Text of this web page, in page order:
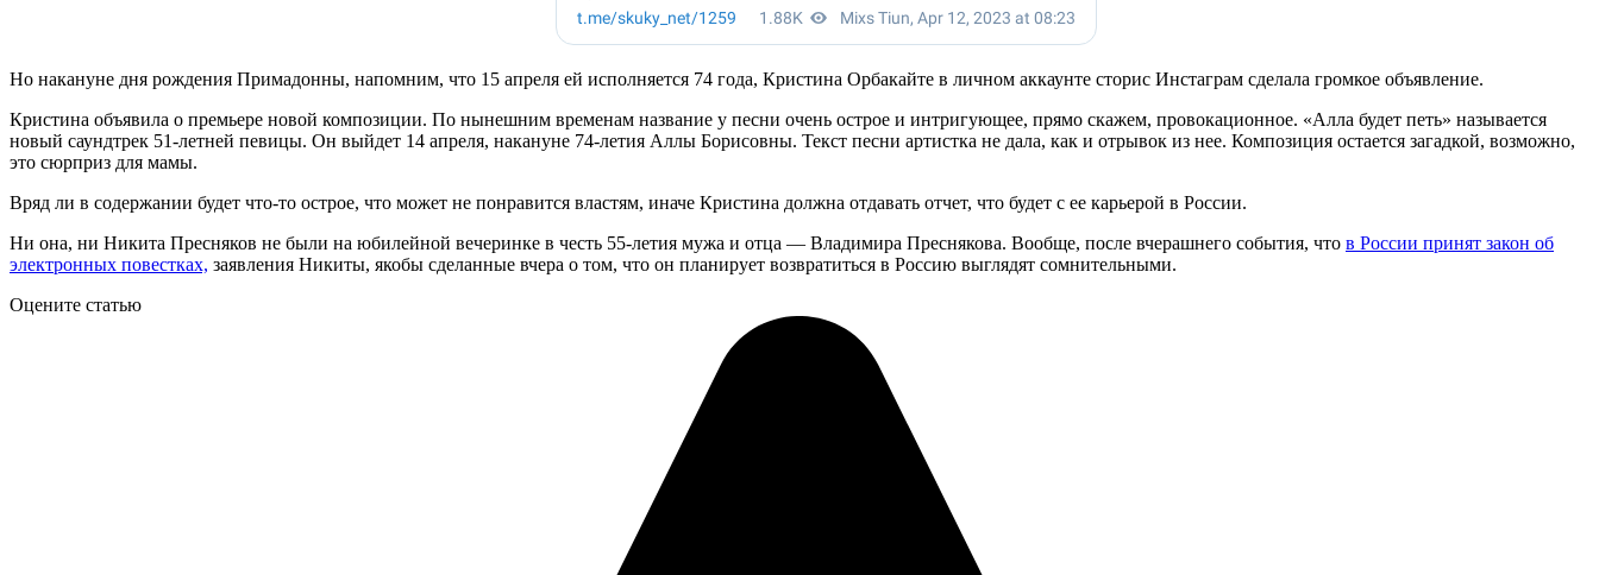
Но накануне дня рождения Примадонны, напомним, что 15 апреля ей исполняется 74 года, Кристина Орбакайте в личном аккаунте сторис Инстаграм сделала громкое объявление.
Кристина объявила о премьере новой композиции. По нынешним временам название у песни очень острое и интригующее, прямо скажем, провокационное. «Алла будет петь» называется
новый саундтрек 51-летней певицы. Он выйдет 14 апреля, накануне 74-летия Аллы Борисовны. Текст песни артистка не дала, как и отрывок из нее. Композиция остается загадкой, возможно,
это сюрприз для мамы.
Вряд ли в содержании будет что-то острое, что может не понравится властям, иначе Кристина должна отдавать отчет, что будет с ее карьерой в России.
Ни она, ни Никита Пресняков не были на юбилейной вечеринке в честь 55-летия мужа и отца — Владимира Преснякова. Вообще, после вчерашнего события, что в России принят закон об
электронных повестках, заявления Никиты, якобы сделанные вчера о том, что он планирует возвратиться в Россию выглядят сомнительными.
Оцените статью